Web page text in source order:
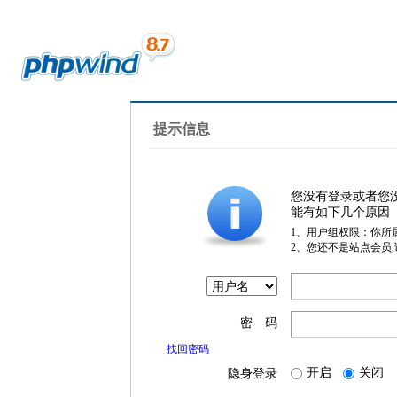
提示信息
您没有登录或者您
能有如下几个原因
1、用户组权限：你所
2、您还不是站点会员
密 码
找回密码
隐身登录 开启 关闭